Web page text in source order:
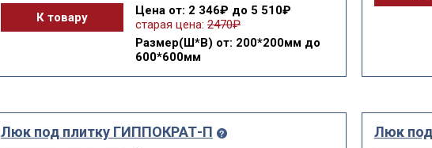
К товару Цена от: 2 346₽ до 5 510₽
старая цена: 2470₽
Размер(Ш*В) от: 200*200мм до
600*600мм
Люк под плитку ГИППОКРАТ-П Люк под